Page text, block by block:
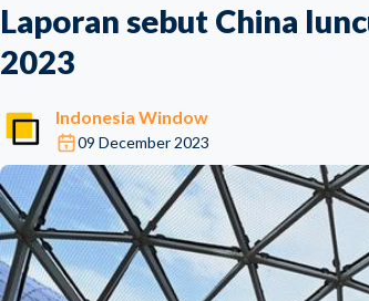
Laporan sebut China
2023
Indonesia Window
09 December 2023